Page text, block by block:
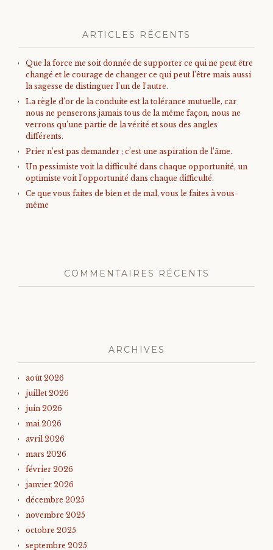
ARTICLES RÉCENTS
Que la force me soit donnée de supporter ce qui ne peut être
changé et le courage de changer ce qui peut l’être mais aussi
la sagesse de distinguer l’un de l’autre.
La règle d’or de la conduite est la tolérance mutuelle, car
nous ne penserons jamais tous de la même façon, nous ne
verrons qu’une partie de la vérité et sous des angles
différents.
Prier n’est pas demander ; c’est une aspiration de l’âme.
Un pessimiste voit la difficulté dans chaque opportunité, un
optimiste voit l’opportunité dans chaque difficulté.
Ce que vous faites de bien et de mal, vous le faites à vous-
même
COMMENTAIRES RÉCENTS
ARCHIVES
août 2026
juillet 2026
juin 2026
mai 2026
avril 2026
mars 2026
février 2026
janvier 2026
décembre 2025
novembre 2025
octobre 2025
septembre 2025